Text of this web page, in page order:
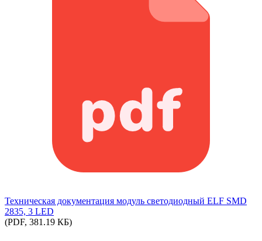
Техническая документация модуль светодиодный ELF SMD
2835, 3 LED
(PDF, 381.19 КБ)